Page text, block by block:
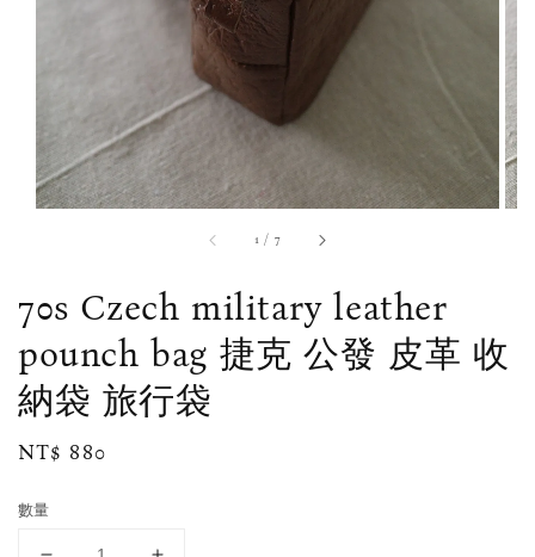
1 / 7
70s Czech military leather
pounch bag 捷克 公發 皮革 收
納袋 旅行袋
Regular
NT$ 880
數量